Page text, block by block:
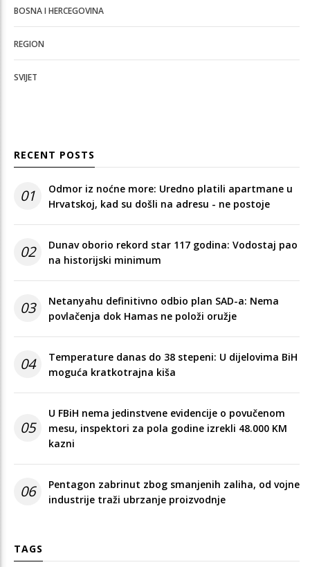
BOSNA I HERCEGOVINA
REGION
SVIJET
RECENT POSTS
01
Odmor iz noćne more: Uredno platili apartmane u
Hrvatskoj, kad su došli na adresu - ne postoje
02
Dunav oborio rekord star 117 godina: Vodostaj pao
na historijski minimum
03
Netanyahu definitivno odbio plan SAD-a: Nema
povlačenja dok Hamas ne položi oružje
04
Temperature danas do 38 stepeni: U dijelovima BiH
moguća kratkotrajna kiša
05
U FBiH nema jedinstvene evidencije o povučenom
mesu, inspektori za pola godine izrekli 48.000 KM
kazni
06
Pentagon zabrinut zbog smanjenih zaliha, od vojne
industrije traži ubrzanje proizvodnje
TAGS